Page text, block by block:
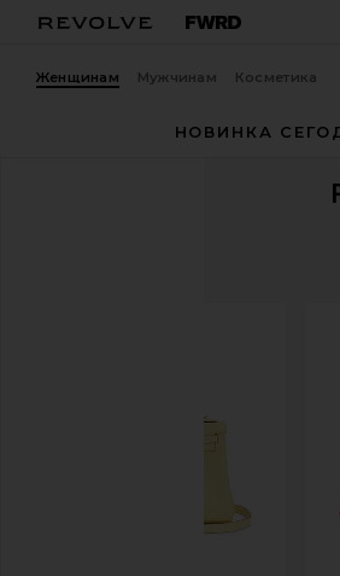
Женщинам Мужчинам Косметика
НОВИНКА